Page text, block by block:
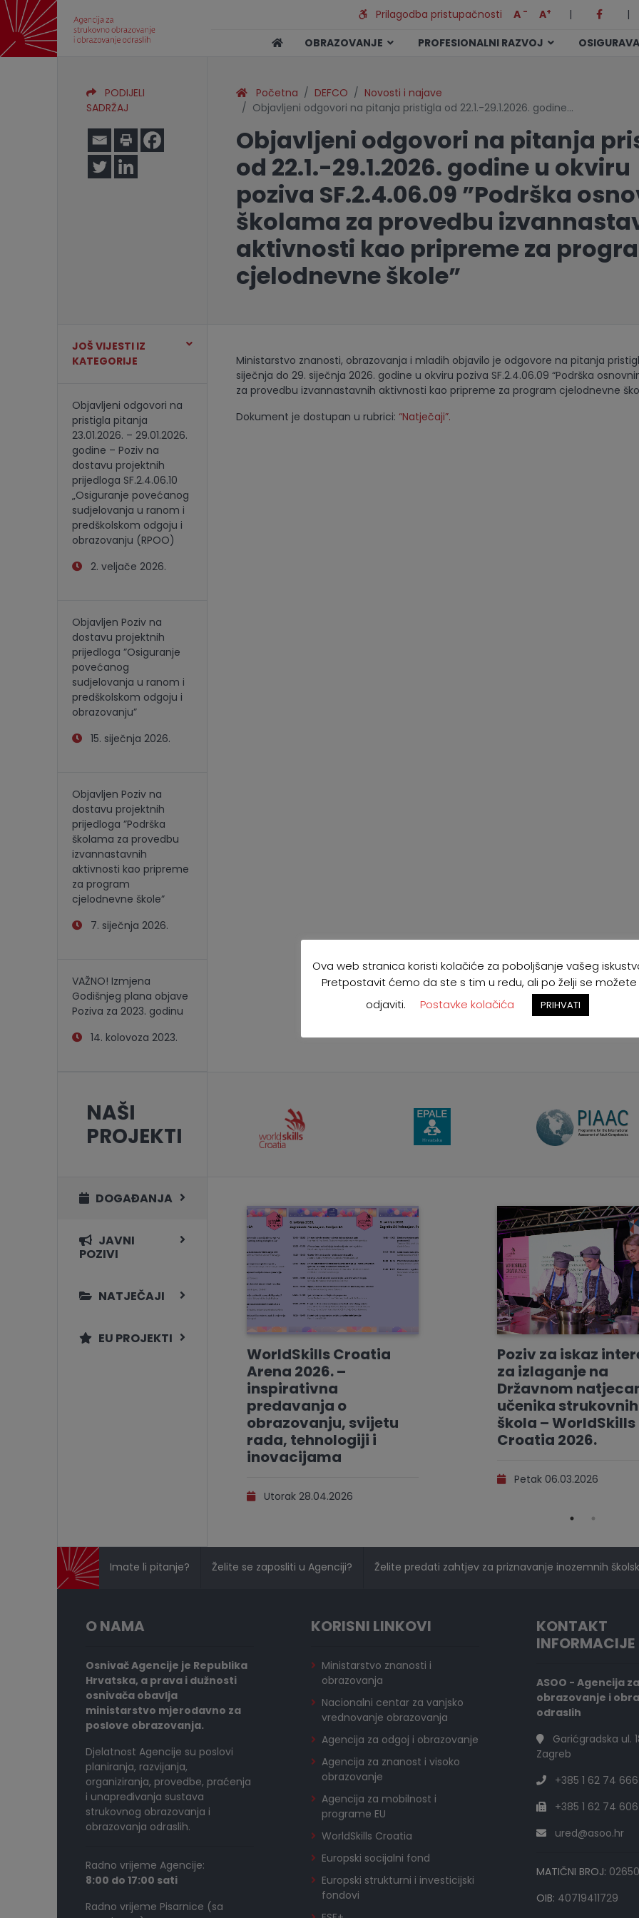
Prilagodba pristupačnosti A - A+ |
|
OBRAZOVANJE
PROFESIONALNI RAZVOJ
PODIJELI
SADRŽAJ
Početna DEFCO
Novosti i najave
Objavljeni odgovori na pitanja pristigla od 22.1.-29.1.2026. godine…
Objavljeni odgovori na pitanja
od 22.1.-29.1.2026. godine u okviru
poziva SF.2.4.06.09 ”Podrška
školama za provedbu
aktivnosti kao pripreme za
cjelodnevne škole”
JOŠ VIJESTI IZ
KATEGORIJE
Objavljeni odgovori na
pristigla pitanja
23.01.2026. – 29.01.2026.
godine – Poziv na
dostavu projektnih
prijedloga SF.2.4.06.10
„Osiguranje povećanog
sudjelovanja u ranom i
predškolskom odgoju i
obrazovanju (RPOO)
2. veljače 2026.
Objavljen Poziv na
dostavu projektnih
prijedloga ”Osiguranje
povećanog
sudjelovanja u ranom i
predškolskom odgoju i
obrazovanju”
15. siječnja 2026.
Objavljen Poziv na
dostavu projektnih
prijedloga ”Podrška
školama za provedbu
izvannastavnih
aktivnosti kao pripreme
za program
cjelodnevne škole”
7. siječnja 2026.
VAŽNO! Izmjena
Godišnjeg plana objave
Poziva za 2023. godinu
14. kolovoza 2023.
Ministarstvo znanosti, obrazovanja i mladih objavilo je odgovore na pitanja
siječnja do 29. siječnja 2026. godine u okviru poziva SF.2.4.06.09 “Podrška
za provedbu izvannastavnih aktivnosti kao pripreme za program cjelodnevne
Dokument je dostupan u rubrici: “Natječaji”.
NAŠI
PROJEKTI
DOGAĐANJA
JAVNI
POZIVI
NATJEČAJI
EU PROJEKTI
WorldSkills Croatia
Arena 2026. –
inspirativna
predavanja o
obrazovanju, svijetu
rada, tehnologiji i
inovacijama
Utorak 28.04.2026
Poziv za iskaz
za izlaganje na
Državnom
učenika strukovnih
škola – WorldSkills
Croatia 2026.
Petak 06.03.2026
Imate li pitanje? Želite se zaposliti u Agenciji? Želite predati zahtjev za priznavanje inozemnih
O NAMA
Osnivač Agencije je Republika
Hrvatska, a prava i dužnosti
osnivača obavlja
ministarstvo mjerodavno za
poslove obrazovanja.
Djelatnost Agencije su poslovi
planiranja, razvijanja,
organiziranja, provedbe, praćenja
i unapređivanja sustava
strukovnog obrazovanja i
obrazovanja odraslih.
Radno vrijeme Agencije:
8:00 do 17:00 sati
Radno vrijeme Pisarnice (sa
KORISNI LINKOVI
Ministarstvo znanosti i
obrazovanja
Nacionalni centar za vanjsko
vrednovanje obrazovanja
Agencija za odgoj i obrazovanje
Agencija za znanost i visoko
obrazovanje
Agencija za mobilnost i
programe EU
WorldSkills Croatia
Europski socijalni fond
Europski strukturni i investicijski
fondovi
KONTAKT
INFORMACIJE
ASOO - Agencija
obrazovanje i
odraslih
Garićgradska ul.
Zagreb
+385 1 62 74 666
+385 1 62 74 606
ured@asoo.hr
MATIČNI BROJ:
OIB: 40719411729
Ova web stranica koristi kolačiće za poboljšanje vašeg
Pretpostavit ćemo da ste s tim u redu, ali po želji se možete
odjaviti.
Postavke kolačića PRIHVATI